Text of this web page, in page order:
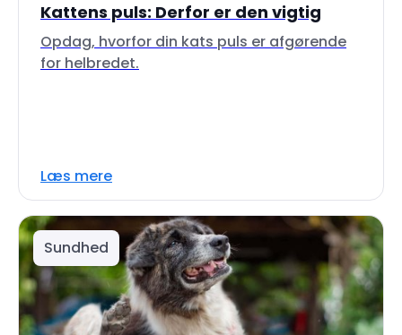
Kattens puls: Derfor er den vigtig
Opdag, hvorfor din kats puls er afgørende
for helbredet.
Læs mere
Sundhed